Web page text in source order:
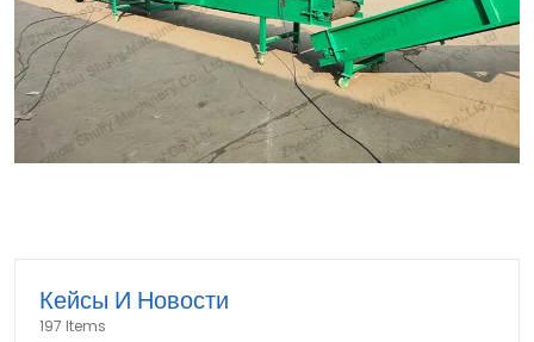
Кейсы И Новости
197 Items